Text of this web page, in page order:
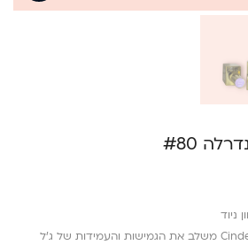
#80
ניוד
בייס הראבר הניודי של Cinderella משלב את הגמישות והעמידות של ג’ל